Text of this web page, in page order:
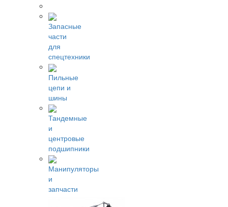
Запасные
части
для
спецтехники
Пильные
цепи и
шины
Тандемные
и
центровые
подшипники
Манипуляторы
и
запчасти